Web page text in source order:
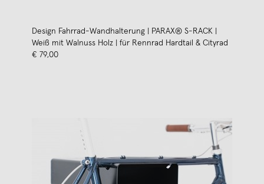
Design Fahrrad-Wandhalterung | PARAX® S-RACK |
Weiß mit Walnuss Holz | für Rennrad Hardtail & Cityrad
€ 79,00